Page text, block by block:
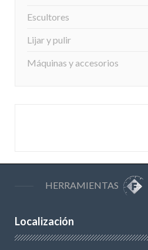
Escultores
Lijar y pulir
Máquinas y accesorios
HERRAMIENTAS
Localización